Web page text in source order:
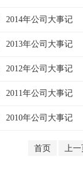
2014年公司大事记
2013年公司大事记
2012年公司大事记
2011年公司大事记
2010年公司大事记
首页 上